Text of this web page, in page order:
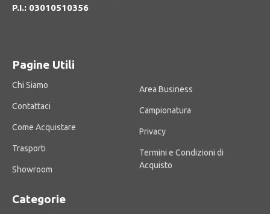
P.I.: 03010510356
Pagine Utili
Chi Siamo
Contattaci
Come Acquistare
Trasporti
Showroom
Area Business
Campionatura
Privacy
Termini e Condizioni di
Acquisto
Categorie